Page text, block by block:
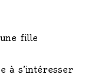
fille
à s’intéresser